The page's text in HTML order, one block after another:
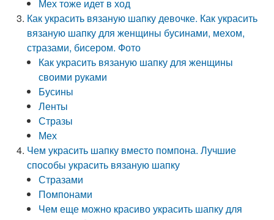
Мех тоже идет в ход
Как украсить вязаную шапку девочке. Как украсить
вязаную шапку для женщины бусинами, мехом,
стразами, бисером. Фото
Как украсить вязаную шапку для женщины
своими руками
Бусины
Ленты
Стразы
Мех
Чем украсить шапку вместо помпона. Лучшие
способы украсить вязаную шапку
Стразами
Помпонами
Чем еще можно красиво украсить шапку для